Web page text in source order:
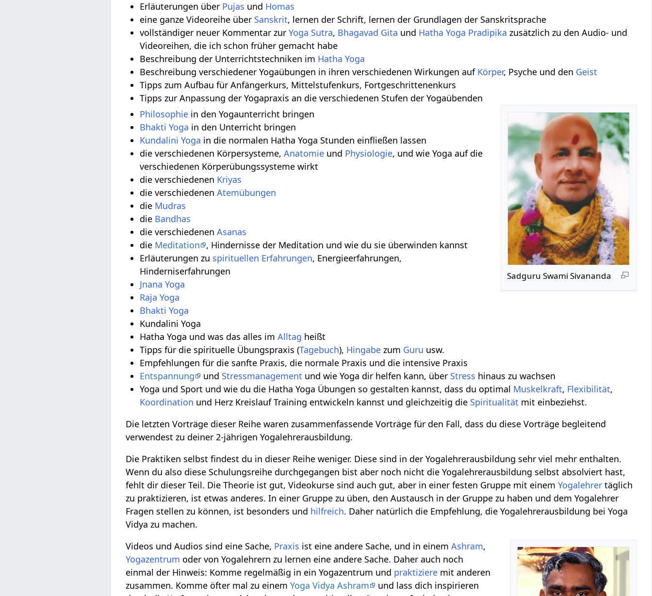
Erläuterungen über Pujas und Homas
eine ganze Videoreihe über Sanskrit, lernen der Schrift, lernen der Grundlagen der Sanskritsprache
vollständiger neuer Kommentar zurYoga Sutra, Bhagavad Gita und Hatha Yoga Pradipika zusätzlich zu den Audio- und
Videoreihen, die ich schon früher gemacht habe
Beschreibung der Unterrichtstechniken im Hatha Yoga
Beschreibung verschiedener Yogaübungen in ihren verschiedenen Wirkungen auf Körper, Psyche und den Geist
Tipps zum Aufbau für Anfängerkurs, Mittelstufenkurs, Fortgeschrittenenkurs
Tipps zur Anpassung der Yogapraxis an die verschiedenen Stufen der Yogaübenden
Sadguru Swami Sivananda
Philosophie in den Yogaunterricht bringen
Bhakti Yoga in den Unterricht bringen
Kundalini Yoga in die normalen Hatha Yoga Stunden einfließen lassen
die verschiedenen Körpersysteme,Anatomie und Physiologie, und wie Yoga auf die
verschiedenen Körperübungssysteme wirkt
die verschiedenen Kriyas
die verschiedenenAtemübungen
die Mudras
die Bandhas
die verschiedenenAsanas
die Meditation
, Hindernisse der Meditation und wie du sie überwinden kannst
Erläuterungen zu spirituellen Erfahrungen, Energieerfahrungen,
Hinderniserfahrungen
Jnana Yoga
Raja Yoga
Bhakti Yoga
Kundalini Yoga
Hatha Yoga und was das alles imAlltag heißt
Tipps für die spirituelle Übungspraxis (Tagebuch), Hingabe zum Guru usw.
Empfehlungen für die sanfte Praxis, die normale Praxis und die intensive Praxis
Entspannung
und Stressmanagement und wie Yoga dir helfen kann, über Stress hinaus zu wachsen
Yoga und Sport und wie du die Hatha Yoga Übungen so gestalten kannst, dass du optimal Muskelkraft, Flexibilität,
Koordination und Herz Kreislauf Training entwickeln kannst und gleichzeitig die Spiritualität mit einbeziehst.
Die letzten Vorträge dieser Reihe waren zusammenfassende Vorträge für den Fall, dass du diese Vorträge begleitend
verwendest zu deiner 2-jährigen Yogalehrerausbildung.
Die Praktiken selbst findest du in dieser Reihe weniger. Diese sind in der Yogalehrerausbildung sehr viel mehr enthalten.
Wenn du also diese Schulungsreihe durchgegangen bist aber noch nicht die Yogalehrerausbildung selbst absolviert hast,
fehlt dir dieser Teil. Die Theorie ist gut, Videokurse sind auch gut, aber in einer festen Gruppe mit einemYogalehrer täglich
zu praktizieren, ist etwas anderes. In einer Gruppe zu üben, den Austausch in der Gruppe zu haben und dem Yogalehrer
Fragen stellen zu können, ist besonders und hilfreich. Daher natürlich die Empfehlung, die Yogalehrerausbildung bei Yoga
Vidya zu machen.
Videos und Audios sind eine Sache, Praxis ist eine andere Sache, und in einemAshram,
Yogazentrum oder von Yogalehrern zu lernen eine andere Sache. Daher auch noch
einmal der Hinweis: Komme regelmäßig in ein Yogazentrum und praktiziere mit anderen
zusammen. Komme öfter mal zu einemYoga Vidya Ashram
und lass dich inspirieren